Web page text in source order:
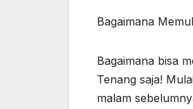
Bagaimana
Bagaimana bisa
Tenang saja!
malam